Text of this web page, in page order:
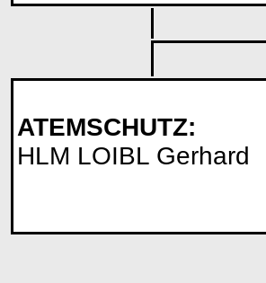
ATEMSCHUTZ:
HLM LOIBL Gerhard